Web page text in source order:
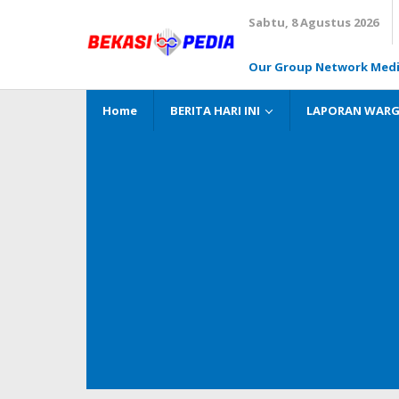
Sabtu, 8 Agustus 2026
Our Group Network
Home BERITA HARI INI LAPORAN